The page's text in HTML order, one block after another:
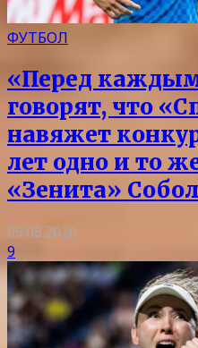
ФУТБОЛ
«Перед
говорят, что
навяжет
лет одно и то
«Зенита»
09.08.2026
9